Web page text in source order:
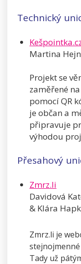
Technický
Martina
Projekt se
zaměřené
pomocí QR
je občan a
připravuje
výhodou
Přesahový
Zmrz.li
Davidová
& Klára
Zmrz.li je
Tady už